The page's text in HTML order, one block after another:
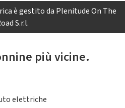
è gestito da Plenitude On The
S.r.l.
più vicine.
elettriche